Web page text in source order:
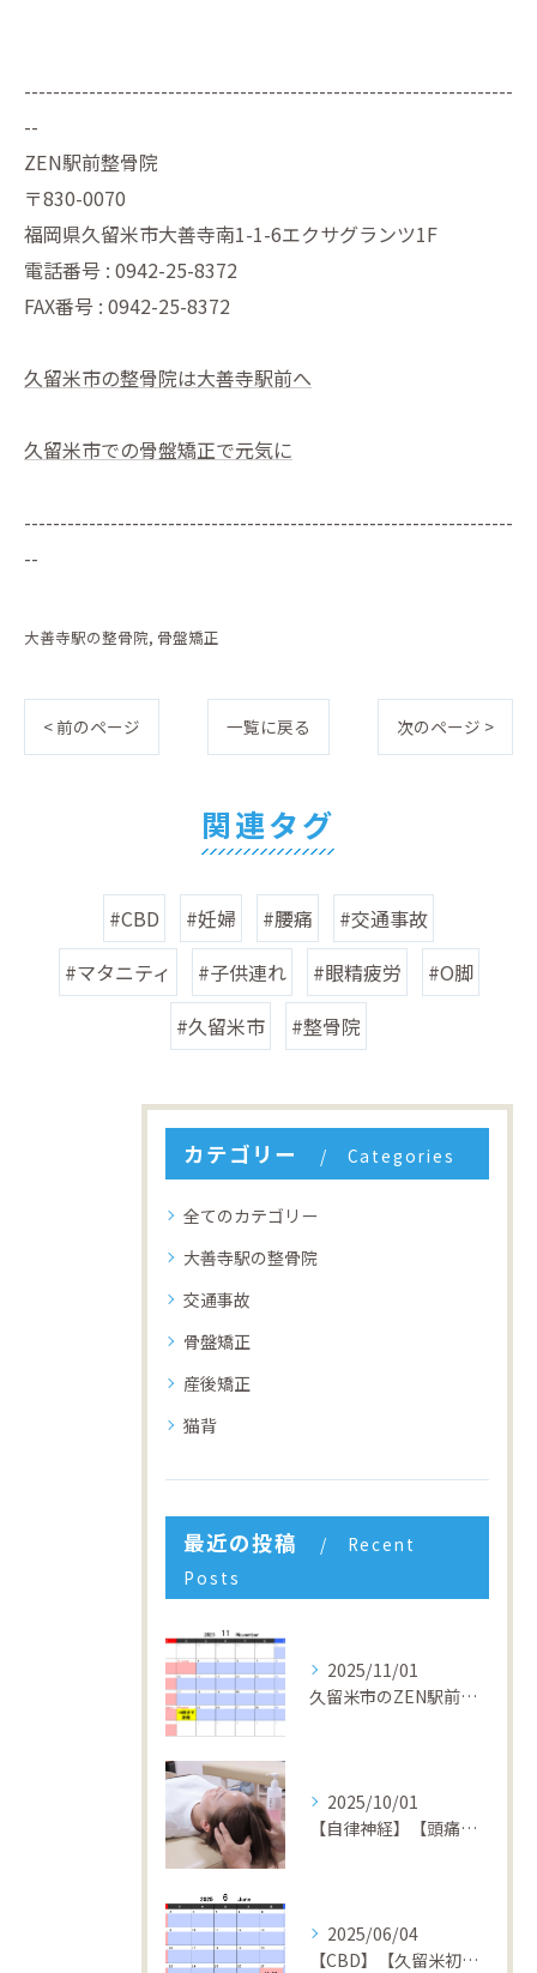
--------------------------------------------------------------------
--
ZEN駅前整骨院
〒830-0070
福岡県久留米市大善寺南1-1-6エクサグランツ1F
電話番号 : 0942-25-8372
FAX番号 : 0942-25-8372
久留米市の整骨院は大善寺駅前へ
久留米市での骨盤矯正で元気に
--------------------------------------------------------------------
--
大善寺駅の整骨院 骨盤矯正
< 前のページ 一覧に戻る 次のページ >
関連タグ
#CBD #妊婦 #腰痛
#交通事故
#マタニティ
#子供連れ #眼精疲労
#O脚
#久留米市
#整骨院
カテゴリー Categories
全てのカテゴリー
大善寺駅の整骨院
交通事故
骨盤矯正
産後矯正
猫背
最近の投稿
Recent
Posts
2025/11/01
久留米市のZEN駅前整骨院 4周年キャンペーン開催中！回数券１０％OFF&初回半額体験実施中！
2025/10/01
【自律神経】【頭痛】【倦怠感】【不安症】【パニック障害】【久留米】【整骨院】
2025/06/04
【CBD】【久留米初】【矯正】【交通事故】【筋膜リリース】【久留米】【整骨院】ZEN駅前整骨院